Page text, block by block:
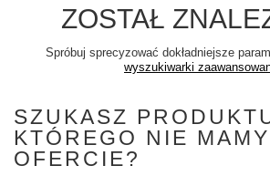
ZOSTAŁ
Spróbuj sprecyzować dokładniejsze
wyszukiwarki
SZUKASZ
KTÓREGO NIE
OFERCIE?